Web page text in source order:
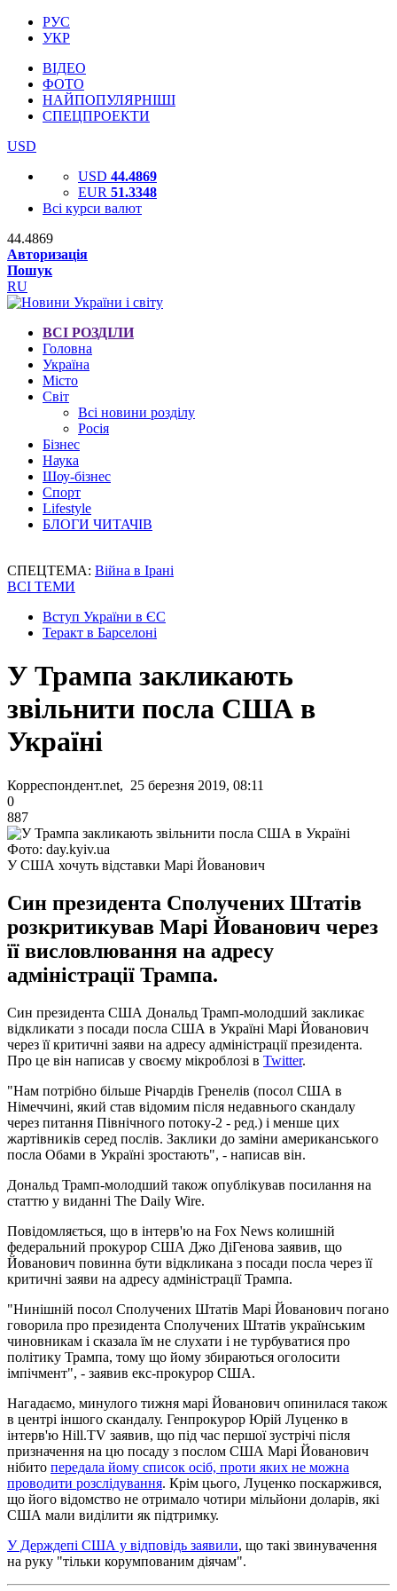
РУС
УКР
ВІДЕО
ФОТО
НАЙПОПУЛЯРНІШІ
СПЕЦПРОЕКТИ
USD
USD 44.4869
EUR 51.3348
Всі курси валют
44.4869
Авторизація
Пошук
RU
ВСІ РОЗДІЛИ
Головна
Україна
Місто
Світ
Всі новини розділу
Росія
Бізнес
Наука
Шоу-бізнес
Спорт
Lifestyle
БЛОГИ ЧИТАЧІВ
СПЕЦТЕМА: Війна в Ірані
ВСІ ТЕМИ
Вступ України в ЄС
Теракт в Барселоні
У Трампа закликають
звільнити посла США в
Україні
Корреспондент.net, 25 березня 2019, 08:11
0
887
Фото: day.kyiv.ua
У США хочуть відставки Марі Йованович
Син президента Сполучених Штатів
розкритикував Марі Йованович через
її висловлювання на адресу
адміністрації Трампа.
Син президента США Дональд Трамп-молодший закликає
відкликати з посади посла США в Україні Марі Йованович
через її критичні заяви на адресу адміністрації президента.
Про це він написав у своєму мікроблозі в Twitter.
"Нам потрібно більше Річардів Гренелів (посол США в
Німеччині, який став відомим після недавнього скандалу
через питання Північного потоку-2 - ред.) і менше цих
жартівників серед послів. Заклики до заміни американського
посла Обами в Україні зростають", - написав він.
Дональд Трамп-молодший також опублікував посилання на
статтю у виданні The Daily Wire.
Повідомляється, що в інтерв'ю на Fox News колишній
федеральний прокурор США Джо ДіГенова заявив, що
Йованович повинна бути відкликана з посади посла через її
критичні заяви на адресу адміністрації Трампа.
"Нинішній посол Сполучених Штатів Марі Йованович погано
говорила про президента Сполучених Штатів українським
чиновникам і сказала їм не слухати і не турбуватися про
політику Трампа, тому що йому збираються оголосити
імпічмент", - заявив екс-прокурор США.
Нагадаємо, минулого тижня марі Йованович опинилася також
в центрі іншого скандалу. Генпрокурор Юрій Луценко в
інтерв'ю Hill.TV заявив, що під час першої зустрічі після
призначення на цю посаду з послом США Марі Йованович
нібито передала йому список осіб, проти яких не можна
проводити розслідування. Крім цього, Луценко поскаржився,
що його відомство не отримало чотири мільйони доларів, які
США мали виділити як підтримку.
У Держдепі США у відповідь заявили, що такі звинувачення
на руку "тільки корумпованим діячам".